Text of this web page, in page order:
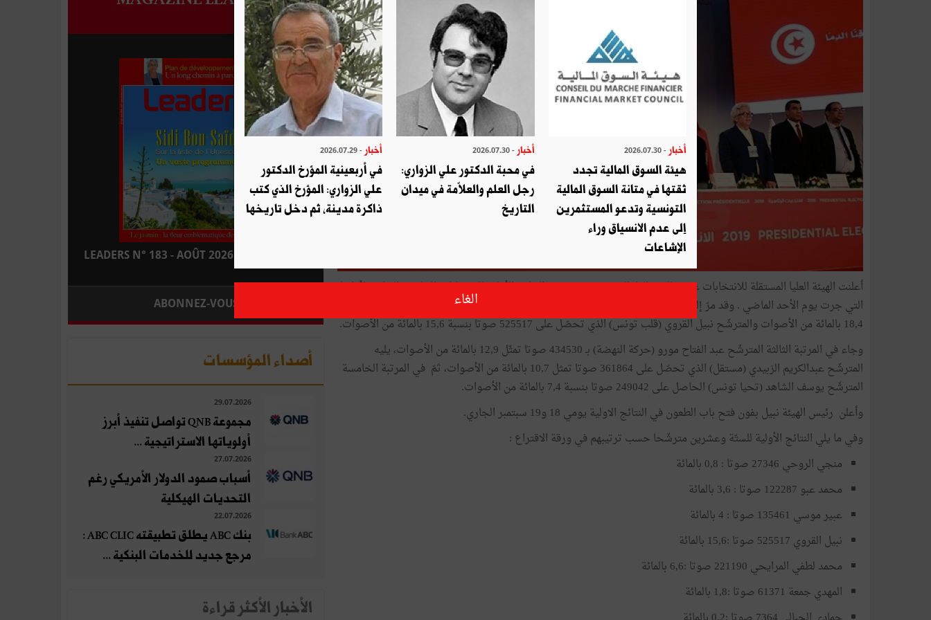
أعلنت الهيئة العليا المستقلة للانتخابات عشية اليوم الثلاثاء 17 سبتمبر 2019 النتائج الأولية للانتخابات الرئاسية السابقة لأوانها
18,4 بالمائة من الأصوات والمترشّح نبيل القروي (قلب تونس) الذي تحصّل على 525517 صوتا بنسبة 15,6 بالمائة من الأصوات.
وجاء في المرتبة الثالثة المترشّح عبد الفتاح مورو (حركة النهضة) بـ 434530 صوتا تمثّل 12,9 بالمائة من الأصوات، يليه
المترشّح عبدالكريم الزبيدي (مستقل) الذي تحصّل على 361864 صوتا تمثل 10,7 بالمائة من الأصوات، ثمّ في المرتبة الخامسة
المترشّح يوسف الشاهد (تحيا تونس) الحاصل على 249042 صوتا بنسبة 7,4 بالمائة من الأصوات.
وأعلن رئيس الهيئة نبيل بفون فتح باب الطعون في النتائج الاولية يومي 18 و19 سبتمبر الجاري.
وفي ما يلي النتائج الأولية للستّة وعشرين مترشّحا حسب ترتيبهم في ورقة الاقتراع :
منجي الروحي 27346 صوتا : 0,8 بالمائة
محمد عبو 122287 صوتا : 3,6 بالمائة
عبير موسي 135461 صوتا : 4 بالمائة
نبيل القروي 525517 صوتا :15,6 بالمائة
محمد لطفي المرايحي 221190 صوتا :6,6 بالمائة
المهدي جمعة 61371 صوتا :1,8 بالمائة
LEADERS N° 183 - AOÛT 2026 : EN KIOSQUE
ABONNEZ-VOUS
أصداء المؤسسات
29.07.2026
مجموعة QNB تواصل تنفيذ أبرز
أولوياتها الاستراتيجية ...
27.07.2026
أسباب صمود الدولار الأمريكي رغم
التحديات الهيكلية
22.07.2026
بنك ABC يطلق تطبيقته ABC CLIC :
مرجع جديد للخدمات البنكية ...
الأخبار الأكثر قراءة
أخبار - 2026.07.30
هيئة السوق المالية تجدد
ثقتها في متانة السوق المالية
التونسية وتدعو المستثمرين
إلى عدم الانسياق وراء
الإشاعات
أخبار - 2026.07.30
في محبة الدكتور علي الزواري:
رجل العلم والعلاّمة في ميدان
التاريخ
أخبار - 2026.07.29
في أربعينية المؤرخ الدكتور
علي الزواري: المؤرخ الذي كتب
ذاكرة مدينة، ثم دخل تاريخها
الغاء